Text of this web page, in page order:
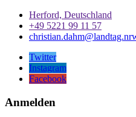
Herford, Deutschland
+49 5221 99 11 57
Twitter
Instagram
Facebook
Anmelden